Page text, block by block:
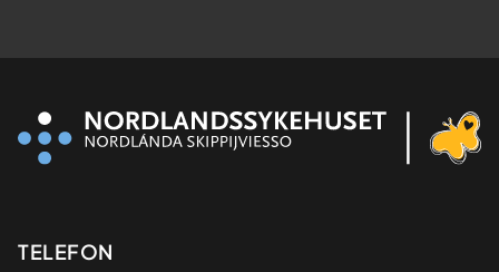
Kontaktinformasjon
TELEFON